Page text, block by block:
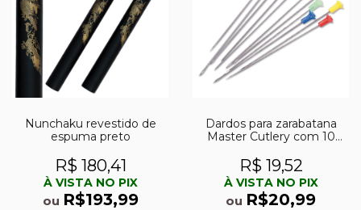
Nunchaku revestido de
espuma preto
R$ 180,41
À VISTA NO PIX
ou R$193,99
Dardos para zarabatana
Master Cutlery com 10
R$ 19,52
À VISTA NO PIX
ou R$20,99